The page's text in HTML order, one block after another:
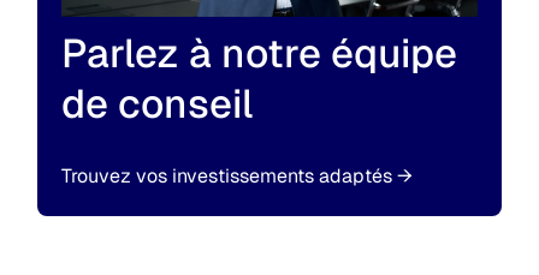
Parlez à notre équipe
de conseil
Trouvez vos investissements adaptés→